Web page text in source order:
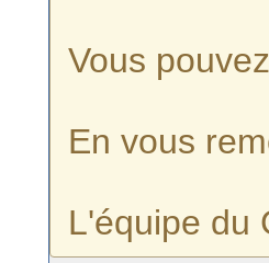
Vous
En vous
L'équipe du